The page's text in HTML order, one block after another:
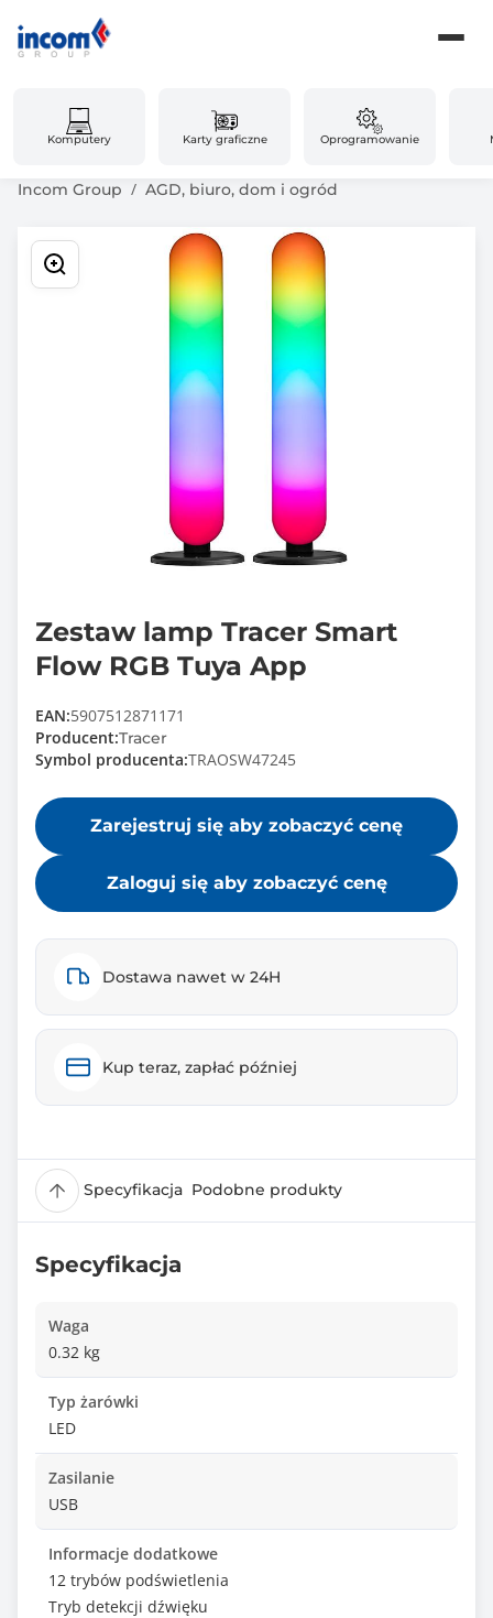
Komputery Karty graficzne Oprogramowanie
Incom Group AGD, biuro, dom i ogród
Zestaw lamp Tracer Smart
Flow RGB Tuya App
EAN:5907512871171
Producent:Tracer
Symbol producenta:TRAOSW47245
Zarejestruj się aby zobaczyć cenę
Zaloguj się aby zobaczyć cenę
Dostawa nawet w 24H
Kup teraz, zapłać później
Specyfikacja Podobne produkty
Specyfikacja
Waga
0.32 kg
Typ żarówki
LED
Zasilanie
USB
Informacje dodatkowe
12 trybów podświetlenia
Tryb detekcji dźwięku